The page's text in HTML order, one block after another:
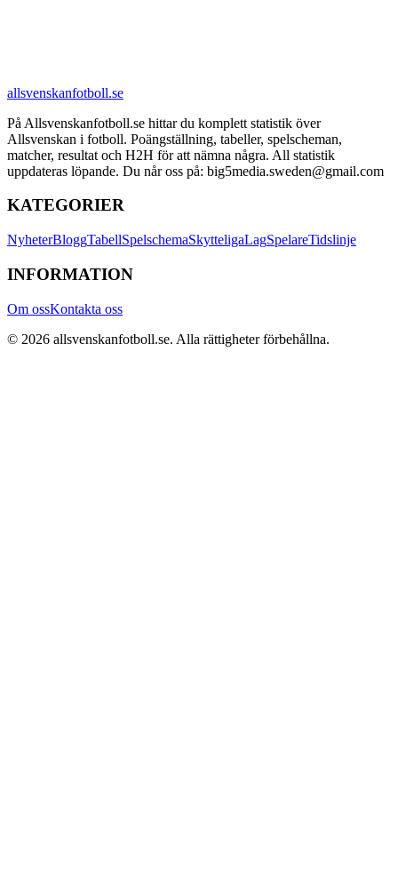
allsvenskanfotboll.se
På Allsvenskanfotboll.se hittar du komplett statistik över
Allsvenskan i fotboll. Poängställning, tabeller, spelscheman,
matcher, resultat och H2H för att nämna några. All statistik
uppdateras löpande. Du når oss på: big5media.sweden@gmail.com
KATEGORIER
NyheterBloggTabellSpelschemaSkytteligaLagSpelareTidslinje
INFORMATION
Om ossKontakta oss
© 2026 allsvenskanfotboll.se. Alla rättigheter förbehållna.